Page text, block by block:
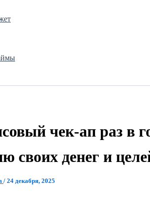
чек‑ап раз в
своих денег и
/ 24 декабря, 2025